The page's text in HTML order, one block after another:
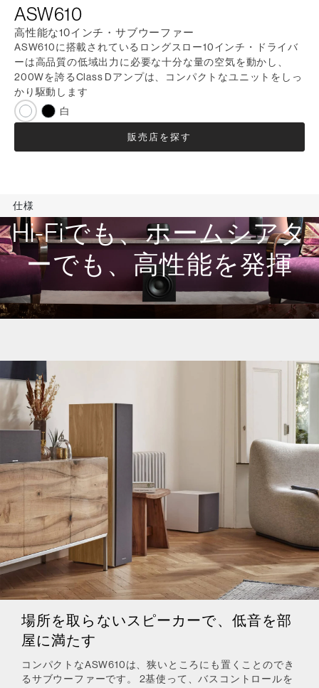
ASW610
高性能な10インチ・サブウーファー
ASW610に搭載されているロングスロー10インチ・ドライバ
ーは高品質の低域出力に必要な十分な量の空気を動かし、
200Wを誇るClass Dアンプは、コンパクトなユニットをしっ
かり駆動します
白
販売店を探す
仕様
Hi-Fiでも、ホームシアタ
ーでも、高性能を発揮
場所を取らないスピーカーで、低音を部
屋に満たす
コンパクトなASW610は、狭いところにも置くことのでき
るサブウーファーです。 2基使って、バスコントロールを